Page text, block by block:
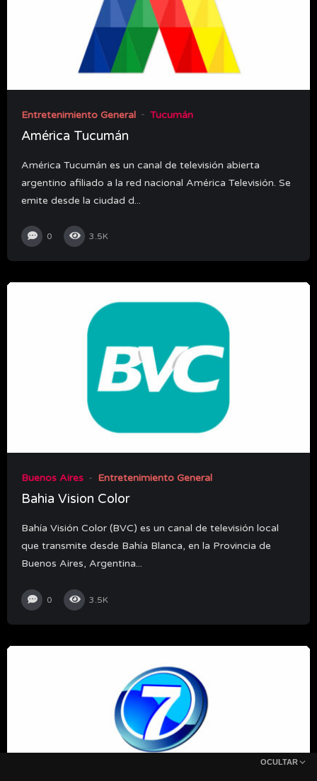
Entretenimiento General Tucumán
América Tucumán
América Tucumán es un canal de televisión abierta
argentino afiliado a la red nacional América Televisión. Se
emite desde la ciudad d...
0 3.5K
Buenos Aires Entretenimiento General
Bahia Vision Color
Bahía Visión Color (BVC) es un canal de televisión local
que transmite desde Bahía Blanca, en la Provincia de
Buenos Aires, Argentina...
0 3.5K
OCULTAR